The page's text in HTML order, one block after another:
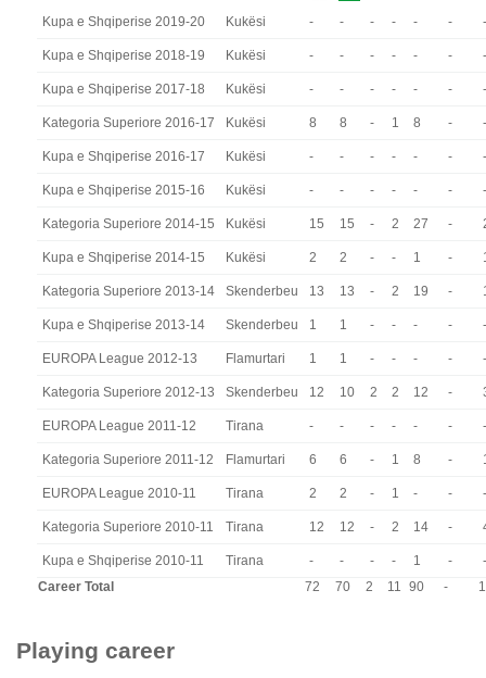
Kupa e Shqiperise 2019-20 Kukësi - - - - - - -
Kupa e Shqiperise 2018-19 Kukësi - - - - - - -
Kupa e Shqiperise 2017-18 Kukësi - - - - - - -
Kategoria Superiore 2016-17 Kukësi 8 8 - 1 8 - -
Kupa e Shqiperise 2016-17 Kukësi - - - - - - -
Kupa e Shqiperise 2015-16 Kukësi - - - - - - -
Kategoria Superiore 2014-15 Kukësi 15 15 - 2 27 -
Kupa e Shqiperise 2014-15 Kukësi 2 2 - - 1 -
Kategoria Superiore 2013-14 Skenderbeu 13 13 - 2 19 -
Kupa e Shqiperise 2013-14 Skenderbeu 1 1 - - - - -
EUROPA League 2012-13 Flamurtari 1 1 - - - - -
Kategoria Superiore 2012-13 Skenderbeu 12 10 2 2 12 -
EUROPA League 2011-12 Tirana - - - - - - -
Kategoria Superiore 2011-12 Flamurtari 6 6 - 1 8 -
EUROPA League 2010-11 Tirana 2 2 - 1 - - -
Kategoria Superiore 2010-11 Tirana 12 12 - 2 14 -
Kupa e Shqiperise 2010-11 Tirana - - - - 1 -
-
Career Total
72 70 2 11 90 -
Playing career